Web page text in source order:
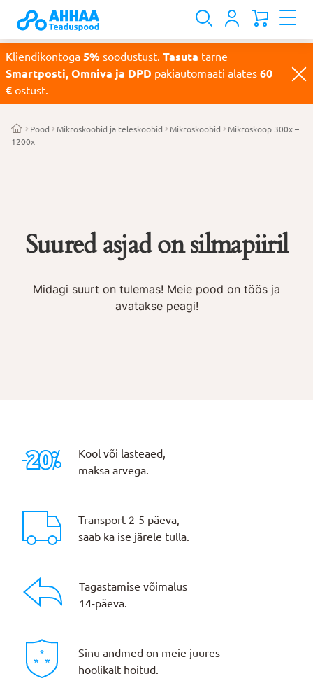
Kliendikontoga 5% soodustust. Tasuta tarne
Smartposti, Omniva ja DPD pakiautomaati alates 60
€ ostust.
Pood Mikroskoobid ja teleskoobid Mikroskoobid
Mikroskoop 300x –
1200x
Suured asjad on silmapiiril
Midagi suurt on tulemas! Meie pood on töös ja
avatakse peagi!
Kool või lasteaed,
maksa arvega.
Transport 2-5 päeva,
saab ka ise järele tulla.
Tagastamise võimalus
14-päeva.
Sinu andmed on meie juures
hoolikalt hoitud.